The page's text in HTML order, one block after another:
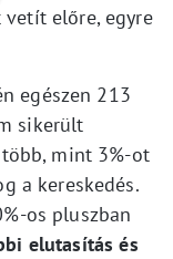
előre, egyre
egészen 213
sikerült
mint 3%-ot
a kereskedés.
os pluszban
elutasítás és